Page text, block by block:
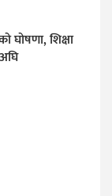
घोषणा, शिक्षा